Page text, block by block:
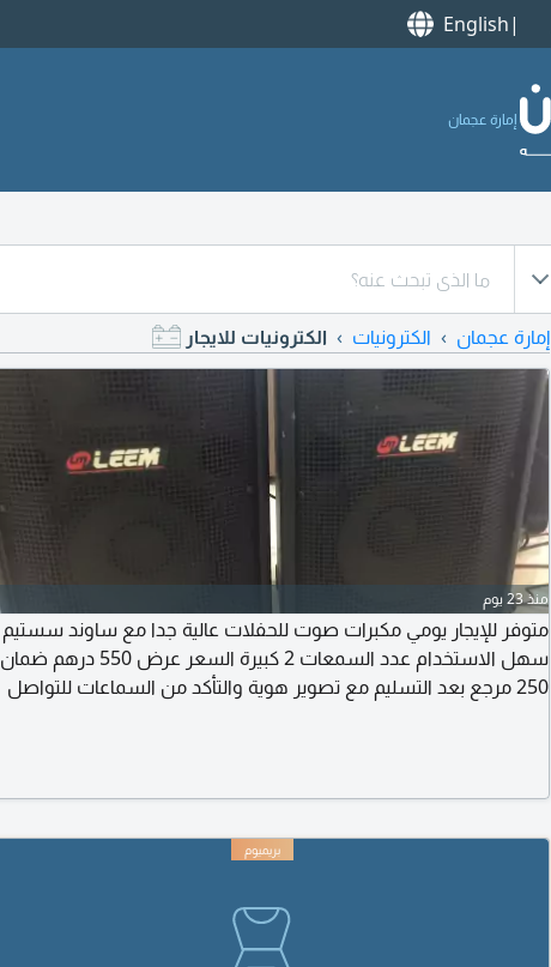
English
إمارة عجمان
إمارة عجمان الكترونيات الكترونيات للايجار
منذ 23 يوم
متوفر للإيجار يومي مكبرات صوت للحفلات عالية جدا مع ساوند سستيم
سهل الاستخدام عدد السمعات 2 كبيرة السعر عرض 550 درهم ضمان
250 مرجع بعد التسليم مع تصوير هوية والتأكد من السماعات للتواصل